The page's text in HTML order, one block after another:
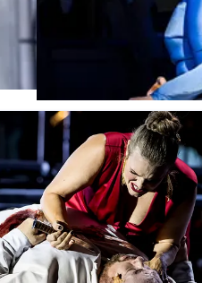
Olympiaden